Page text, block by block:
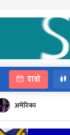
पात्रो
अमेरिका